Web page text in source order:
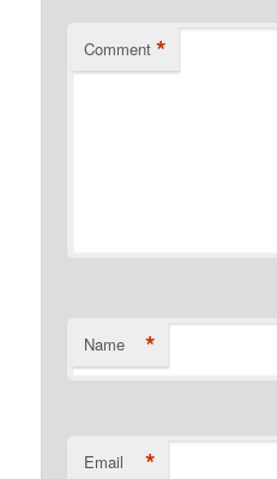
Comment *
Name *
Email *